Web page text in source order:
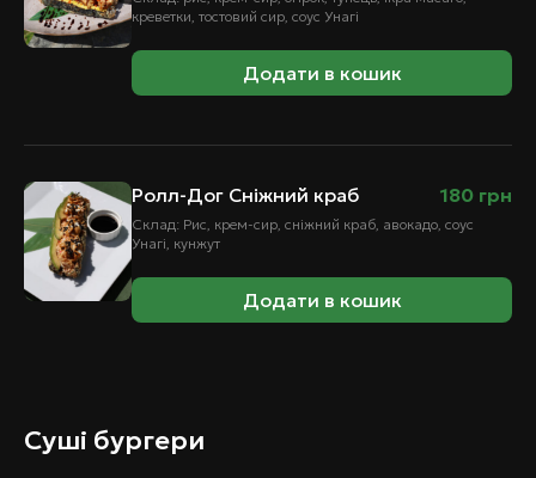
креветки, тостовий сир, соус Унагі
Додати в кошик
Ролл-Дог Сніжний краб 180 грн
Склад: Рис, крем-сир, сніжний краб, авокадо, соус
Унагі, кунжут
Додати в кошик
Суші бургери